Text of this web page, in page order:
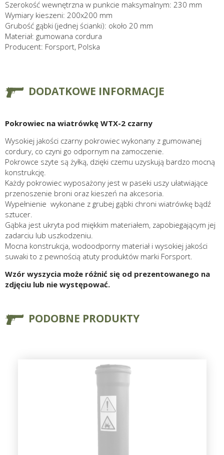
Szerokość wewnętrzna w punkcie maksymalnym: 230 mm
Wymiary kieszeni: 200x200 mm
Grubość gąbki (jednej ścianki): około 20 mm
Materiał: gumowana cordura
Producent: Forsport, Polska
DODATKOWE INFORMACJE
Pokrowiec na wiatrówkę WTX-2 czarny
Wysokiej jakości czarny pokrowiec wykonany z gumowanej
cordury, co czyni go odpornym na zamoczenie.
Pokrowce szyte są żyłką, dzięki czemu uzyskują bardzo mocną
konstrukcję.
Każdy pokrowiec wyposażony jest w paseki uszy ułatwiające
przenoszenie broni oraz kieszeń na akcesoria.
Wypełnienie wykonane z grubej gąbki chroni wiatrówkę bądź
sztucer.
Gąbka jest ukryta pod miękkim materiałem, zapobiegającym jej
zadarciu lub uszkodzeniu.
Mocna konstrukcja, wodoodporny materiał i wysokiej jakości
suwaki to z pewnością atuty produktów marki Forsport.
Wzór wyszycia może różnić się od prezentowanego na
zdjęciu lub nie występować.
PODOBNE PRODUKTY